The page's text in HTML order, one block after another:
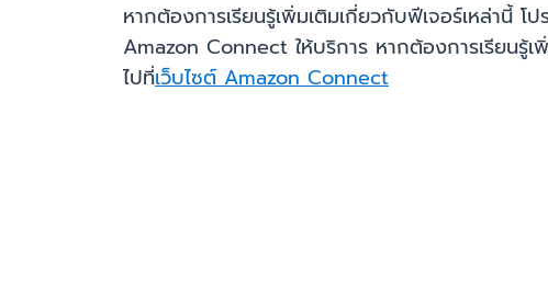
หากต้องการเรียนรู้เพิ่มเติมเกี่ยวกับฟีเจอร์เหล่านี้ โ
Amazon Connect ให้บริการ หากต้องการเรียน
ไปที่เว็บไซต์ Amazon Connect